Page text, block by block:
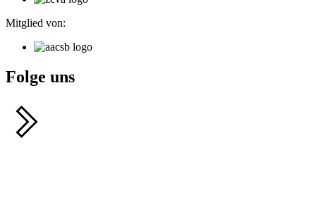
Mitglied von:
Folge uns